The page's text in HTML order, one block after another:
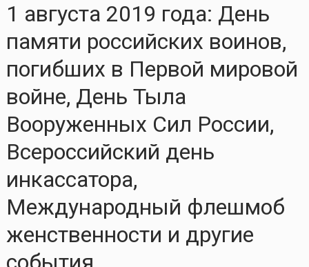
1 августа 2019 года: День
памяти российских воинов,
погибших в Первой мировой
войне, День Тыла
Вооруженных Сил России,
Всероссийский день
инкассатора,
Международный флешмоб
женственности и другие